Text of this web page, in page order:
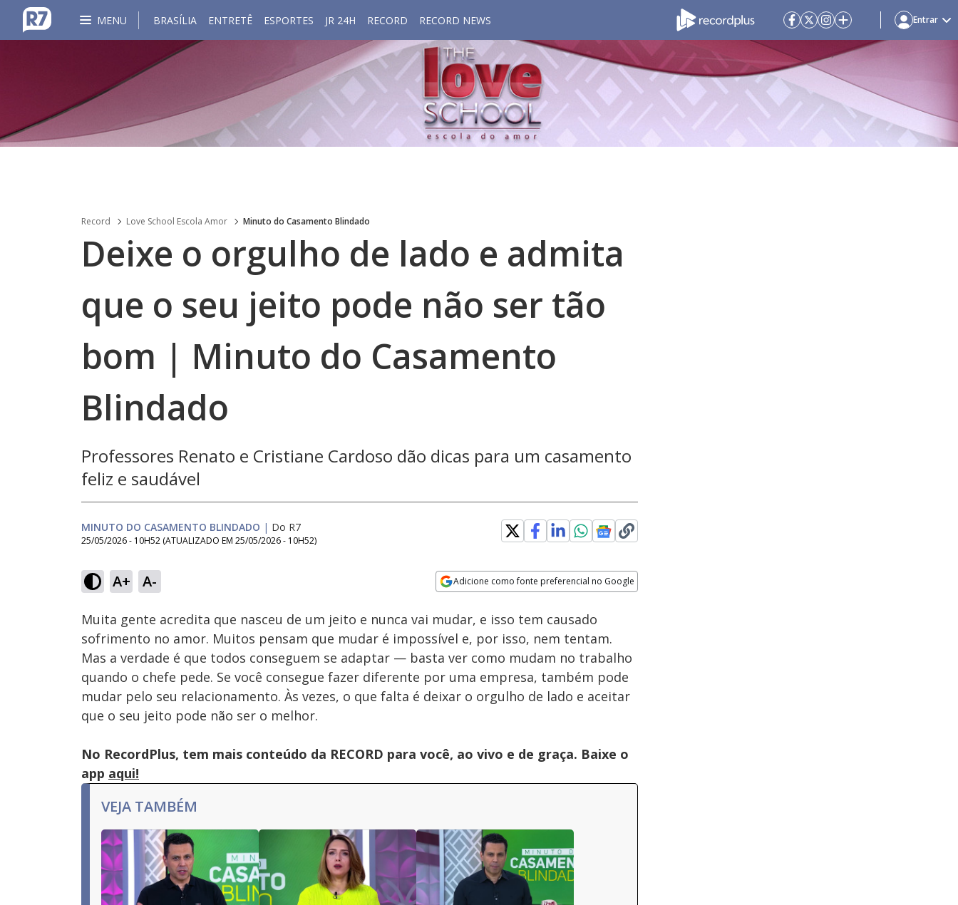
MENU BRASÍLIA ENTRETÊ ESPORTES JR 24H RECORD RECORD NEWS Entrar
Record Love School Escola Amor Minuto do Casamento Blindado
Deixe o orgulho de lado e admita
que o seu jeito pode não ser tão
bom | Minuto do Casamento
Blindado
Professores Renato e Cristiane Cardoso dão dicas para um casamento
feliz e saudável
MINUTO DO CASAMENTO BLINDADO | Do R7
25/05/2026 - 10H52 (ATUALIZADO EM 25/05/2026 - 10H52)
A+ A- Adicione como fonte preferencial no Google
Ativar
Som
Velocidade
Muita gente acredita que nasceu de um jeito e nunca vai mudar, e isso tem causado
sofrimento no amor. Muitos pensam que mudar é impossível e, por isso, nem tentam.
Mas a verdade é que todos conseguem se adaptar — basta ver como mudam no trabalho
quando o chefe pede. Se você consegue fazer diferente por uma empresa, também pode
mudar pelo seu relacionamento. Às vezes, o que falta é deixar o orgulho de lado e aceitar
que o seu jeito pode não ser o melhor.
No RecordPlus, tem mais conteúdo da RECORD para você, ao vivo e de graça. Baixe o
app aqui!
VEJA TAMBÉM